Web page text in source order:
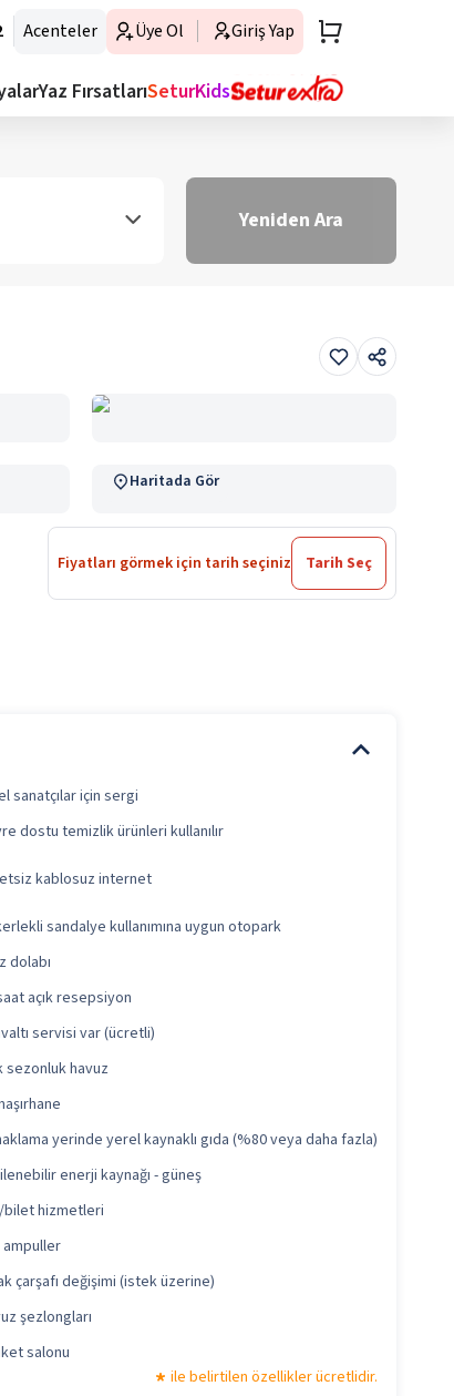
Acenteler Üye Ol Giriş Yap
Yaz FırsatlarıSeturKids
Yeniden Ara
Haritada Gör
Fiyatları görmek için tarih seçiniz Tarih Seç
sanatçılar için sergi
dostu temizlik ürünleri kullanılır
kablosuz internet
sandalye kullanımına uygun otopark
dolabı
açık resepsiyon
servisi var (ücretli)
sezonluk havuz
yerinde yerel kaynaklı gıda (%80 veya daha fazla)
enerji kaynağı - güneş
bilet hizmetleri
ampuller
çarşafı değişimi (istek üzerine)
şezlongları
salonu
ile belirtilen özellikler ücretlidir.